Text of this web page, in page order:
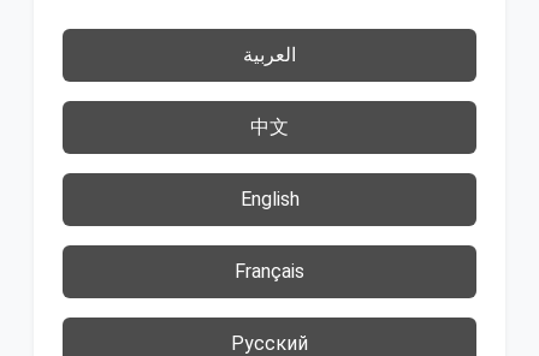
العربية
中文
English
Français
Русский